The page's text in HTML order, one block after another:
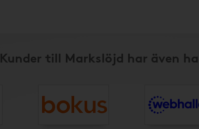
Kunder till Markslöjd har även